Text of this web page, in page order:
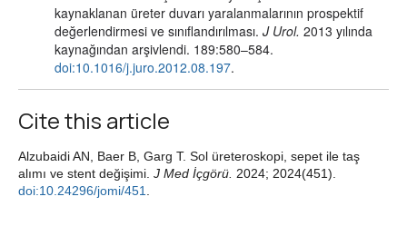
kaynaklanan üreter duvarı yaralanmalarının prospektif
değerlendirmesi ve sınıflandırılması. J Urol. 2013 yılında
kaynağından arşivlendi. 189:580–584.
doi:10.1016/j.juro.2012.08.197.
Cite this article
Alzubaidi AN, Baer B, Garg T. Sol üreteroskopi, sepet ile taş
alımı ve stent değişimi. J Med İçgörü. 2024; 2024(451).
doi:10.24296/jomi/451